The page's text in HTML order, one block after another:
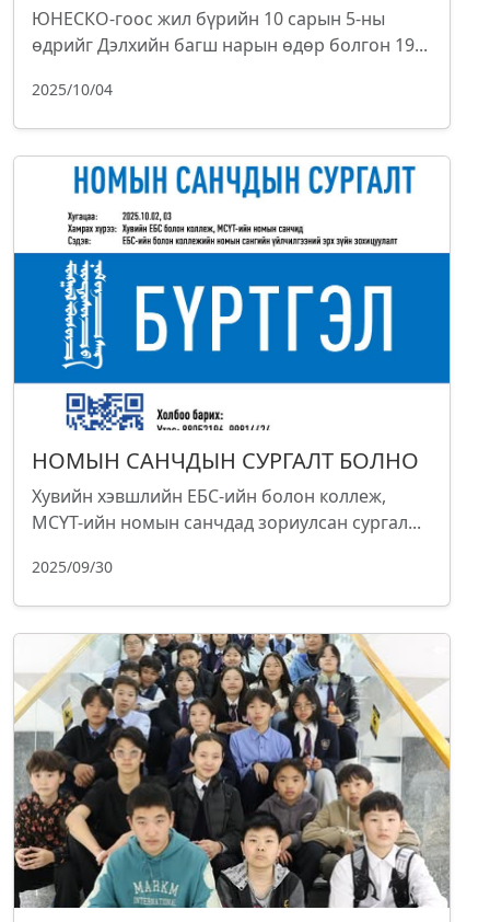
ЮНЕСКО-гоос жил бүрийн 10 сарын 5-ны
өдрийг Дэлхийн багш нарын өдөр болгон 19...
2025/10/04
НОМЫН САНЧДЫН СУРГАЛТ БОЛНО
Хувийн хэвшлийн ЕБС-ийн болон коллеж,
МСҮТ-ийн номын санчдад зориулсан сургал...
2025/09/30